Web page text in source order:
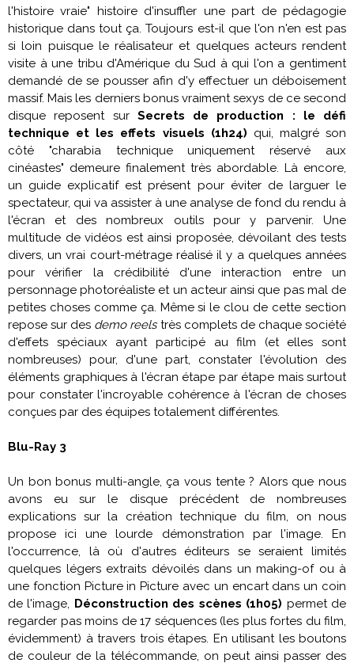
l'histoire vraie" histoire d'insuffler une part de pédagogie
historique dans tout ça. Toujours est-il que l'on n'en est pas
si loin puisque le réalisateur et quelques acteurs rendent
visite à une tribu d'Amérique du Sud à qui l'on a gentiment
demandé de se pousser afin d'y effectuer un déboisement
massif. Mais les derniers bonus vraiment sexys de ce second
disque reposent sur Secrets de production : le défi
technique et les effets visuels (1h24) qui, malgré son
côté "charabia technique uniquement réservé aux
cinéastes" demeure finalement très abordable. Là encore,
un guide explicatif est présent pour éviter de larguer le
spectateur, qui va assister à une analyse de fond du rendu à
l'écran et des nombreux outils pour y parvenir. Une
multitude de vidéos est ainsi proposée, dévoilant des tests
divers, un vrai court-métrage réalisé il y a quelques années
pour vérifier la crédibilité d'une interaction entre un
personnage photoréaliste et un acteur ainsi que pas mal de
petites choses comme ça. Même si le clou de cette section
repose sur des demo reelstrès complets de chaque société
d'effets spéciaux ayant participé au film (et elles sont
nombreuses) pour, d'une part, constater l'évolution des
éléments graphiques à l'écran étape par étape mais surtout
pour constater l'incroyable cohérence à l'écran de choses
conçues par des équipes totalement différentes.
Blu-Ray 3
Un bon bonus multi-angle, ça vous tente ? Alors que nous
avons eu sur le disque précédent de nombreuses
explications sur la création technique du film, on nous
propose ici une lourde démonstration par l'image. En
l'occurrence, là où d'autres éditeurs se seraient limités
quelques légers extraits dévoilés dans un making-of ou à
une fonction Picture in Picture avec un encart dans un coin
de l'image, Déconstruction des scènes (1h05) permet de
regarder pas moins de 17 séquences (les plus fortes du film,
évidemment) à travers trois étapes. En utilisant les boutons
de couleur de la télécommande, on peut ainsi passer des